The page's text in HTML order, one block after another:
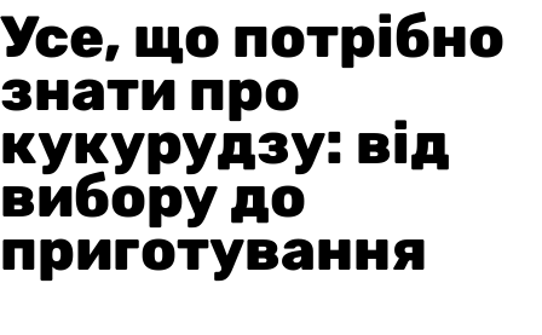
Усе, що потрібно
знати про
кукурудзу: від
вибору до
приготування